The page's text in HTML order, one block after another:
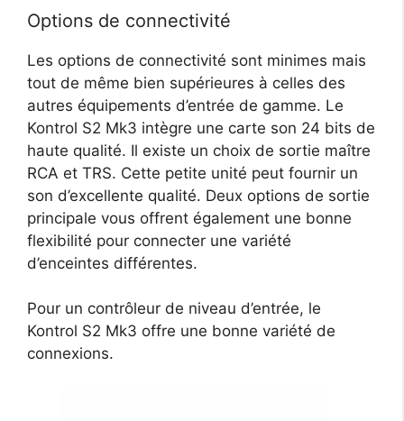
Options de connectivité
Les options de connectivité sont minimes mais
tout de même bien supérieures à celles des
autres équipements d’entrée de gamme. Le
Kontrol S2 Mk3 intègre une carte son 24 bits de
haute qualité. Il existe un choix de sortie maître
RCA et TRS. Cette petite unité peut fournir un
son d’excellente qualité. Deux options de sortie
principale vous offrent également une bonne
flexibilité pour connecter une variété
d’enceintes différentes.
Pour un contrôleur de niveau d’entrée, le
Kontrol S2 Mk3 offre une bonne variété de
connexions.